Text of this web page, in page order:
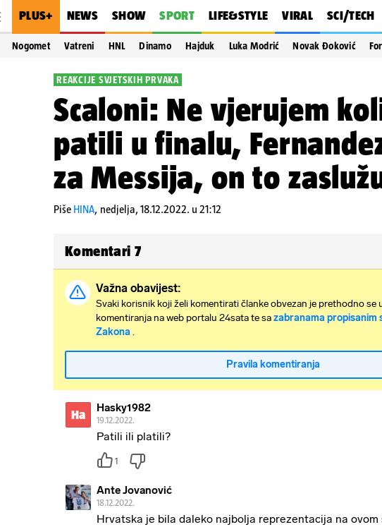
PLUS+ NEWS SHOW SPORT LIFE&STYLE VIRAL SCI/TECH
Nogomet Vatreni HNL Dinamo Hajduk Luka Modrić Novak Đoković
REAKCIJE SVJETSKIH PRVAKA
Scaloni: Ne vjerujem
patili u finalu,
za Messija, on to
Piše HINA, nedjelja, 18.12.2022. u 21:12
Komentari 7
Važna obavijest:
Svaki korisnik koji želi komentirati članke obvezan je prethodno se
komentiranja na web portalu 24sata te sazabranama propisanim
Zakona .
Pravila komentiranja
Ha Hasky1982
19.12.2022.
Patili ili platili?
1
Ante Jovanović
18.12.2022.
Hrvatska je bila daleko najbolja reprezentacija na ovom